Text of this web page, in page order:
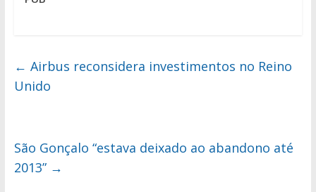
← Airbus reconsidera investimentos no Reino
Unido
São Gonçalo “estava deixado ao abandono até
2013” →